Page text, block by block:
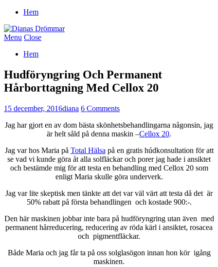
Hem
Menu Close
Hem
Hudföryngring Och Permanent
Hårborttagning Med Cellox 20
15 december, 2016diana 6 Comments
Jag har gjort en av dom bästa skönhetsbehandlingarna någonsin, jag
är helt såld på denna maskin –Cellox 20.
Jag var hos Maria på Total Hälsa på en gratis húdkonsultation för att
se vad vi kunde göra åt alla solfläckar och porer jag hade i ansiktet
och bestämde mig för att testa en behandling med Cellox 20 som
enligt Maria skulle göra underverk.
Jag var lite skeptisk men tänkte att det var väl värt att testa då det är
50% rabatt på första behandlingen och kostade 900:-.
Den här maskinen jobbar inte bara på hudföryngring utan även med
permanent hårreducering, reducering av röda kärl i ansiktet, rosacea
och pigmentfläckar.
Både Maria och jag får ta på oss solglasögon innan hon kör igång
maskinen.